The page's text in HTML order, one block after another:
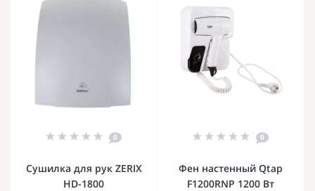
0
Сушилка для рук ZERIX
HD-1800
0
Фен настенный Qtap
F1200RNP 1200 Вт